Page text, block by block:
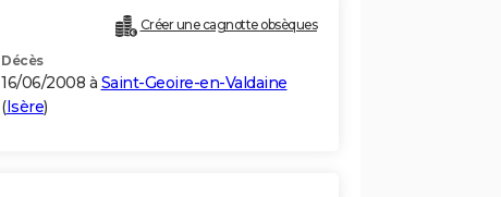
Créer une cagnotte obsèques
Décès
16/06/2008 à Saint-Geoire-en-Valdaine
(Isère)